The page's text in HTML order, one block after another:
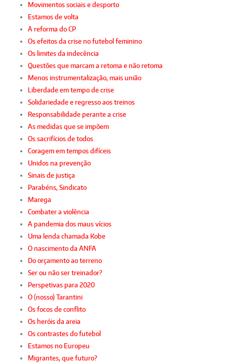
Movimentos sociais e desporto
Estamos de volta
A reforma do CP
Os efeitos da crise no futebol feminino
Os limites da indecência
Questões que marcam a retoma e não retoma
Menos instrumentalização, mais união
Liberdade em tempo de crise
Solidariedade e regresso aos treinos
Responsabilidade perante a crise
As medidas que se impõem
Os sacrifícios de todos
Coragem em tempos difíceis
Unidos na prevenção
Sinais de justiça
Parabéns, Sindicato
Marega
Combater a violência
A pandemia dos maus vícios
Uma lenda chamada Kobe
O nascimento da ANFA
Do orçamento ao terreno
Ser ou não ser treinador?
Perspetivas para 2020
O (nosso) Tarantini
Os focos de conflito
Os heróis da areia
Os contrastes do futebol
Estamos no Europeu
Migrantes, que futuro?